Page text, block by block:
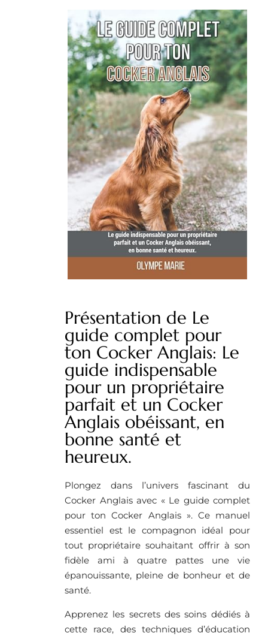
Présentation de Le
guide complet pour
ton Cocker Anglais: Le
guide indispensable
pour un propriétaire
parfait et un Cocker
Anglais obéissant, en
bonne santé et
heureux.
Plongez dans l’univers fascinant du
Cocker Anglais avec « Le guide complet
pour ton Cocker Anglais ». Ce manuel
essentiel est le compagnon idéal pour
tout propriétaire souhaitant offrir à son
fidèle ami à quatre pattes une vie
épanouissante, pleine de bonheur et de
santé.
Apprenez les secrets des soins dédiés à
cette race, des techniques d’éducation